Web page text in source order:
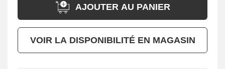
AJOUTER AU PANIER
VOIR LA DISPONIBILITÉ EN MAGASIN